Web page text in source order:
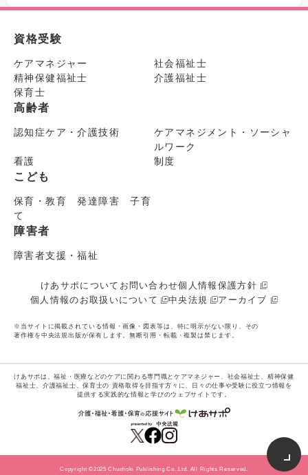
資格受験
ケアマネジャー
社会福祉士
精神保健福祉士
介護福祉士
保育士
高齢者
認知症ケア・介護技術
ケアマネジメント・ソーシャ
ルワーク
看護
制度
こども
保育・教育 発達障害 子育
て
障害者
障害者支援・福祉
けあサポについて お問い合わせ個人情報保護方針
個人情報のお取扱いについて
中央法規 アーカイブ
※当サイトに掲載されている情報・画像・図表等は、特に明示がない限り、その
著作権を中央法規出版が保有します。無断引用・転載・複製は禁じます。
けあサポは、福祉・医療などのケアに関わる専門職とケアマネジャー、社会福祉士、精神保健
福祉士、介護福祉士、保育士の 資格取得を目指す方々に、日々の仕事や受験に役立つ情報を
提供する実践的な情報と学びのウェブサイトです。
Copyright ©2025 Chuohoki Publishing Co.,Ltd. All Rights Reserved.